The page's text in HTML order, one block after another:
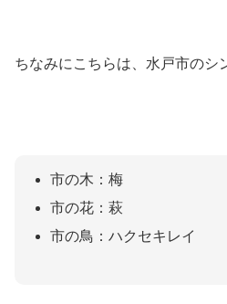
ちなみにこちらは、水戸市のシ
市の木：梅
市の花：萩
市の鳥：ハクセキレイ